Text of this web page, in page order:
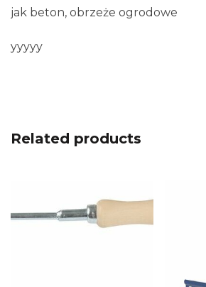
jak beton, obrzeże ogrodowe
yyyyy
Related products